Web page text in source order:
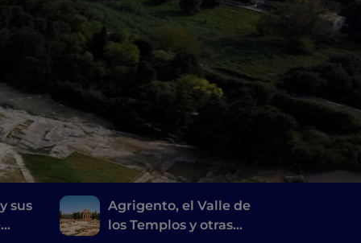
sus
Agrigento, el Valle de
los Templos y otras